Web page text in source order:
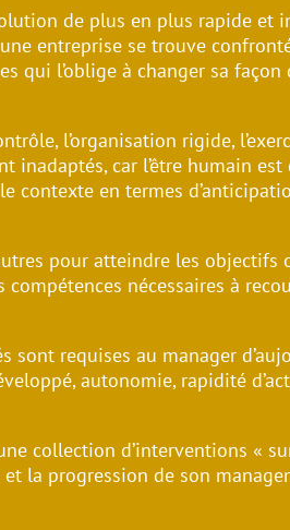
de plus en plus rapide et
entreprise se trouve
qui l’oblige à changer sa façon
l’organisation rigide,
inadaptés, car l’être humain
contexte en termes
pour atteindre les objectifs
nécessaires à
sont requises au manager
autonomie, rapidité
collection d’interventions «
la progression de son